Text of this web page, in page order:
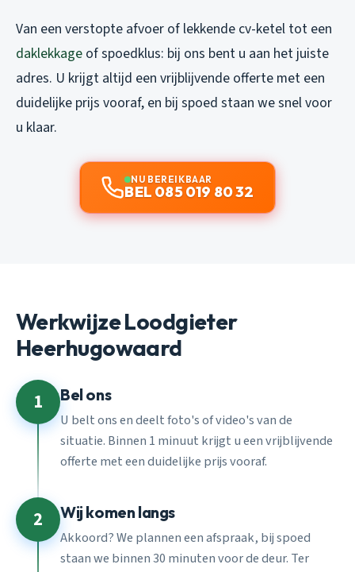
Van een verstopte afvoer of lekkende cv-ketel tot een
daklekkage of spoedklus: bij ons bent u aan het juiste
adres. U krijgt altijd een vrijblijvende offerte met een
duidelijke prijs vooraf, en bij spoed staan we snel voor
u klaar.
NU BEREIKBAAR
BEL 085 019 80 32
Werkwijze Loodgieter
Heerhugowaard
1 Bel ons
U belt ons en deelt foto's of video's van de
situatie. Binnen 1 minuut krijgt u een vrijblijvende
offerte met een duidelijke prijs vooraf.
2 Wij komen langs
Akkoord? We plannen een afspraak, bij spoed
staan we binnen 30 minuten voor de deur. Ter